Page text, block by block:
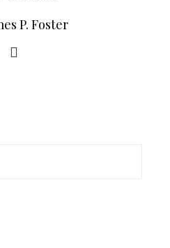
P. Foster